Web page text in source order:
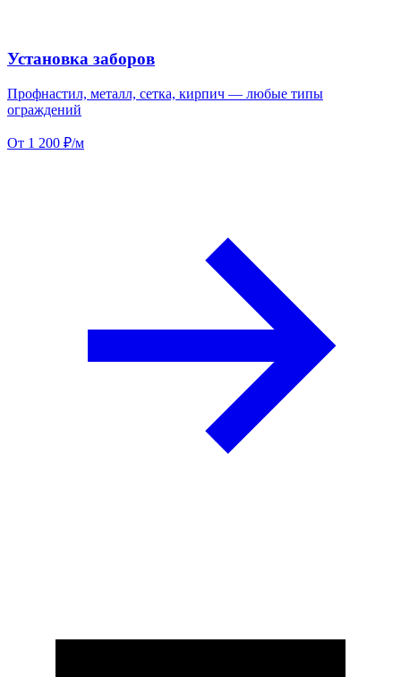
Установка заборов
Профнастил, металл, сетка, кирпич — любые типы
ограждений
От 1 200 ₽/м